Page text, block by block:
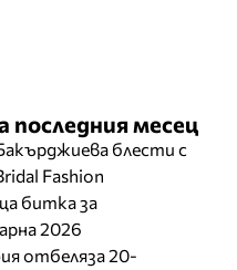
последния месец
блести с
Fashion
битка за
2026
отбеляза 20-